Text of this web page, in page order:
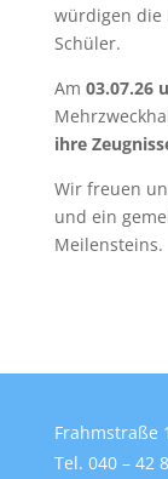
würdigen die
Schüler.
Am 03.07.26
ihre
Wir freuen
und ein
Meilensteins.
Frahmstraße
Tel. 040 – 42